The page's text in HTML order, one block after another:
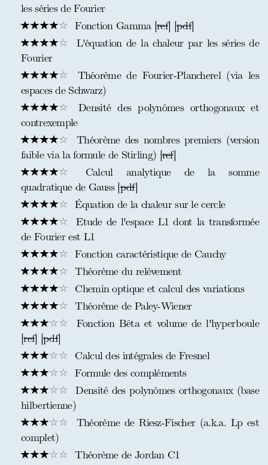
les séries de Fourier
Fonction Gamma [ref] [pdf]
L'équation de la chaleur par les séries de
Fourier
Théorème de Fourier-Plancherel (via les
espaces de Schwarz)
Densité des polynômes orthogonaux et
contrexemple
Théorème des nombres premiers (version
faible via la formule de Stirling) [ref]
Calcul analytique de la somme
quadratique de Gauss [pdf]
Équation de la chaleur sur le cercle
Etude de l'espace L1 dont la transformée
de Fourier est L1
Fonction caractéristique de Cauchy
Théorème du relèvement
Chemin optique et calcul des variations
Théorème de Paley-Wiener
Fonction Bêta et volume de l'hyperboule
[ref] [pdf]
Calcul des intégrales de Fresnel
Formule des compléments
Densité des polynômes orthogonaux (base
hilbertienne)
Théorème de Riesz-Fischer (a.k.a. Lp est
complet)
Théorème de Jordan C1